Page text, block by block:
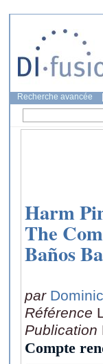
Recherche avancée
Harm
The
Baños
par
Référence
Publication
Compte